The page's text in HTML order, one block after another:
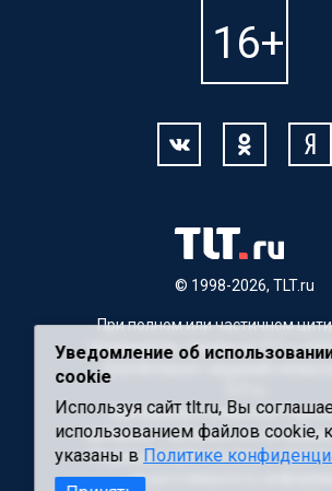
© 1998-2026, TLT.ru
При полном или частичном
материалов, ссылка на TLT.ru
Для Интернет-изданий
Материалы с пометкой
материал" публикуются на
Редакция сайта не несет
за достоверность
Уведомление об
cookie
Используя сайт tlt.ru, Вы
использованием файлов cookie,
указаны в Политике